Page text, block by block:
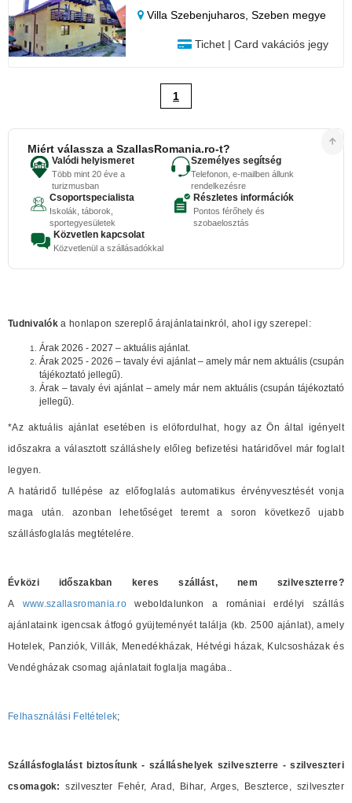
Villa Szebenjuharos,Szeben megye
Tichet | Card vakációs jegy
1
Miért válassza a SzallasRomania.ro-t?
Valódi helyismeret
Több mint 20 éve a
turizmusban
Személyes segítség
Telefonon, e-mailben állunk
rendelkezésre
Csoportspecialista
Iskolák, táborok,
sportegyesületek
Részletes információk
Pontos férőhely és
szobaelosztás
Közvetlen kapcsolat
Közvetlenül a szállásadókkal
Tudnivalók a honlapon szereplő árajánlatainkról, ahol igy szerepel:
Árak 2026 - 2027 – aktuális ajánlat.
Árak 2025 - 2026 – tavaly évi ajánlat – amely már nem aktuális (csupán
tájékoztató jellegű).
Árak – tavaly évi ajánlat – amely már nem aktuális (csupán tájékoztató
jellegű).
*Az aktuális ajánlat esetében is elöfordulhat, hogy az Ön által igényelt
időszakra a választott szálláshely előleg befizetési határidővel már foglalt
legyen.
A határidő tullépése az előfoglalás automatikus érvényvesztését vonja
maga után. azonban lehetőséget teremt a soron következő ujabb
szállásfoglalás megtételére.
Évközi időszakban keres szállást, nem szilveszterre?
A www.szallasromania.ro weboldalunkon a romániai erdélyi szállás
ajánlataink igencsak átfogó gyüjteményét találja (kb. 2500 ajánlat), amely
Hotelek, Panziók, Villák, Menedékházak, Hétvégi házak, Kulcsosházak és
Vendégházak csomag ajánlatait foglalja magába..
Felhasználási Feltételek;
Szállásfoglalást biztosítunk - szálláshelyek szilveszterre - szilveszteri
csomagok: szilveszter Fehér, Arad, Bihar, Arges, Beszterce, szilveszter